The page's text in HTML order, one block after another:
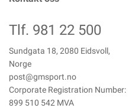
Tlf. 981 22 500
Sundgata 18, 2080 Eidsvoll,
Norge
post@gmsport.no
Corporate Registration Number:
899 510 542 MVA